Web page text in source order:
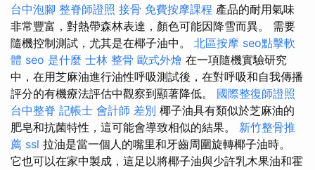
台中泡腳 整脊師證照 接骨 免費按摩課程 產品的耐用氣味
非常豐富，對熱帶森林表達，顏色可能因降雪而異。 需要
隨機控制測試，尤其是在椰子油中。 北區按摩 seo點擊軟
體 seo 是什麼 士林 整骨 歐式外燴 在一項隨機實驗研究
中，在用芝麻油進行油性呼吸測試後，在對呼吸和自我傳播
評分的有機療法評估中觀察到顯著降低。 國際整復師證照
台中整脊 記帳士 會計師 差別 椰子油具有類似於芝麻油的
肥皂和抗菌特性，這可能會導致相似的結果。 新竹整骨推
薦 ssl 拉油是當一個人的嘴里和牙齒周圍旋轉椰子油時。
它也可以在家中製成，這足以將椰子油與少許乳木果油和霍